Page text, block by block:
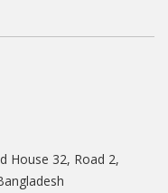
House 32, Road 2,